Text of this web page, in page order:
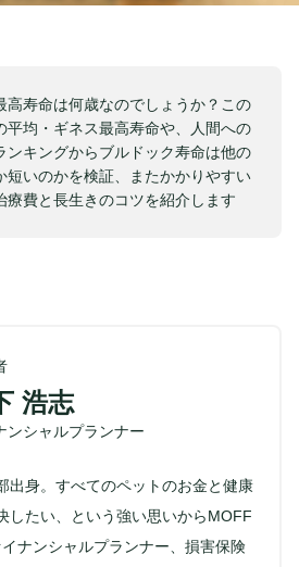
高寿命は何歳なのでしょうか？この
平均・ギネス最高寿命や、人間への
ンキングからブルドック寿命は他の
短いのかを検証、またかかりやすい
療費と長生きのコツを紹介します
浩志
ンシャルプランナー
出身。すべてのペットのお金と健康
したい、という強い思いからMOFF
ナンシャルプランナー、損害保険